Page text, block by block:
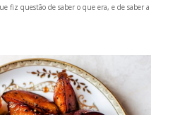
fiz questão de saber o que era, e de saber a